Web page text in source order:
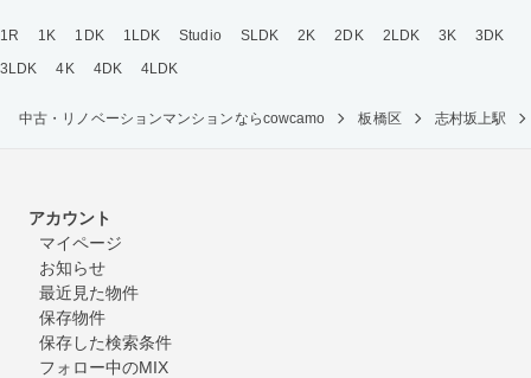
1R 1K 1DK 1LDK Studio SLDK 2K 2DK 2LDK 3K
3DK
3LDK
4K 4DK 4LDK
中古・リノベーションマンションならcowcamo 板橋区 志村坂上駅
アカウント
マイページ
お知らせ
最近見た物件
保存物件
保存した検索条件
フォロー中のMIX